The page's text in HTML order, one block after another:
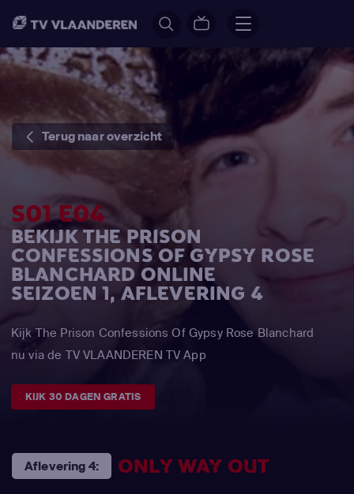
Terug naar overzicht
S01 E04
BEKIJK THE PRISON
CONFESSIONS OF GYPSY ROSE
BLANCHARD ONLINE
SEIZOEN 1, AFLEVERING 4
Kijk The Prison Confessions Of Gypsy Rose Blanchard
nu via de TV VLAANDEREN TV App
KIJK 30 DAGEN GRATIS
Aflevering 4: ONLY WAY OUT